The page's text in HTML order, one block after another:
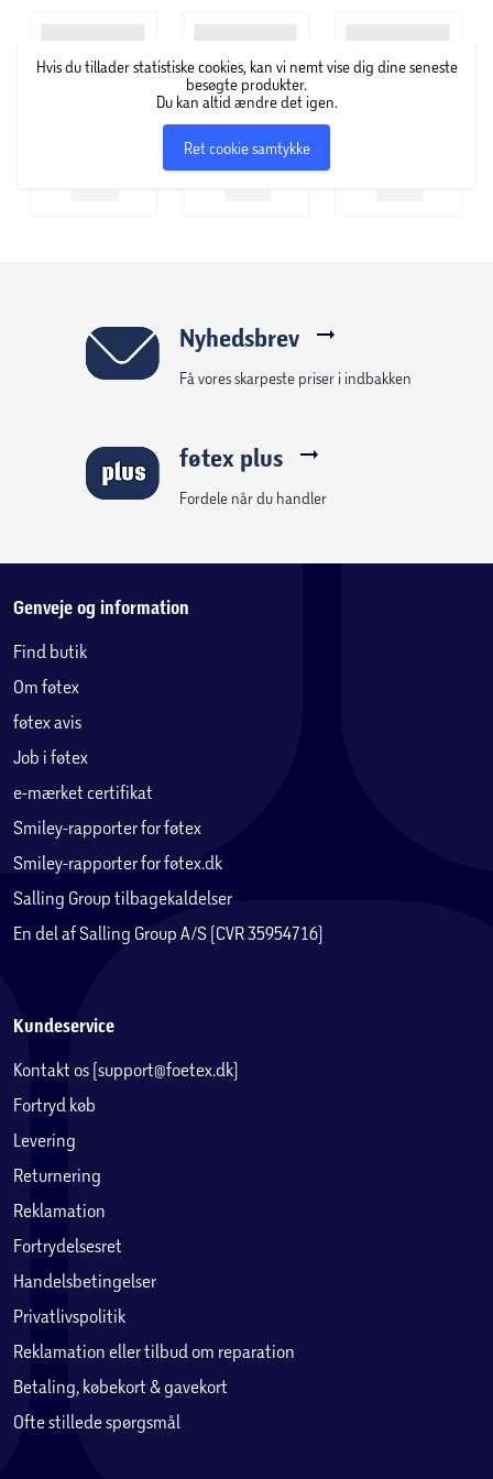
Hvis du tillader statistiske cookies, kan vi nemt vise dig dine seneste
besøgte produkter.
Du kan altid ændre det igen.
Ret cookie samtykke
Nyhedsbrev
Få vores skarpeste priser i indbakken
føtex plus
Fordele når du handler
Genveje og information
Find butik
Om føtex
føtex avis
Job i føtex
e-mærket certifikat
Smiley-rapporter for føtex
Smiley-rapporter for føtex.dk
Salling Group tilbagekaldelser
En del af Salling Group A/S (CVR 35954716)
Kundeservice
Kontakt os (support@foetex.dk)
Fortryd køb
Levering
Returnering
Reklamation
Fortrydelsesret
Handelsbetingelser
Privatlivspolitik
Reklamation eller tilbud om reparation
Betaling, købekort & gavekort
Ofte stillede spørgsmål